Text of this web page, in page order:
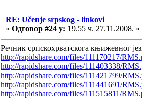
RE: Učenje srpskog - linkovi
« Одговор #24 у: 19.55 ч. 27.11.2008. »
Речник српскохрватскога књижевног
http://rapidshare.com/files/111170217/
http://rapidshare.com/files/111403338/
http://rapidshare.com/files/111421799/
http://rapidshare.com/files/111441691/
http://rapidshare.com/files/111515811/